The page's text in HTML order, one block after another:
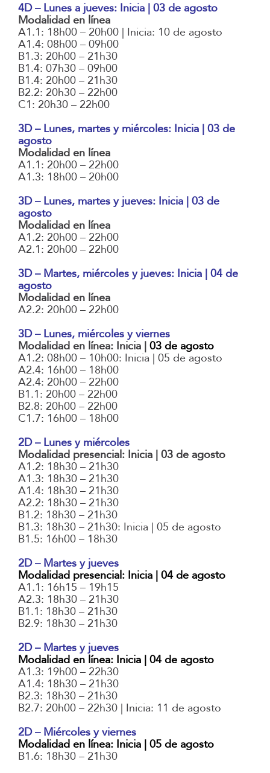
4D – Lunes a jueves: Inicia | 03 de agosto
Modalidad en línea
A1.1: 18h00 – 20h00 | Inicia: 10 de agosto
A1.4: 08h00 – 09h00
B1.3: 20h00 – 21h30
B1.4: 07h30 – 09h00
B1.4: 20h00 – 21h30
B2.2: 20h30 – 22h00
C1: 20h30 – 22h00
3D – Lunes, martes y miércoles: Inicia | 03 de
agosto
Modalidad en línea
A1.1: 20h00 – 22h00
A1.3: 18h00 – 20h00
3D – Lunes, martes y jueves: Inicia | 03 de
agosto
Modalidad en línea
A1.2: 20h00 – 22h00
A2.1: 20h00 – 22h00
3D – Martes, miércoles y jueves: Inicia | 04 de
agosto
Modalidad en línea
A2.2: 20h00 – 22h00
3D – Lunes, miércoles y viernes
Modalidad en línea: Inicia | 03 de agosto
A1.2: 08h00 – 10h00: Inicia | 05 de agosto
A2.4: 16h00 – 18h00
A2.4: 20h00 – 22h00
B1.1: 20h00 – 22h00
B2.8: 20h00 – 22h00
C1.7: 16h00 – 18h00
2D – Lunes y miércoles
Modalidad presencial: Inicia | 03 de agosto
A1.2: 18h30 – 21h30
A1.3: 18h30 – 21h30
A1.4: 18h30 – 21h30
A2.2: 18h30 – 21h30
B1.2: 18h30 – 21h30
B1.3: 18h30 – 21h30: Inicia | 05 de agosto
B1.5: 16h00 – 18h30
2D – Martes y jueves
Modalidad presencial: Inicia | 04 de agosto
A1.1: 16h15 – 19h15
A2.3: 18h30 – 21h30
B1.1: 18h30 – 21h30
B2.9: 18h30 – 21h30
2D – Martes y jueves
Modalidad en línea: Inicia | 04 de agosto
A1.3: 19h00 – 22h30
A1.4: 18h30 – 21h30
B2.3: 18h30 – 21h30
B2.7: 20h00 – 22h30 | Inicia: 11 de agosto
2D – Miércoles y viernes
Modalidad en línea: Inicia | 05 de agosto
B1.6: 18h30 – 21h30